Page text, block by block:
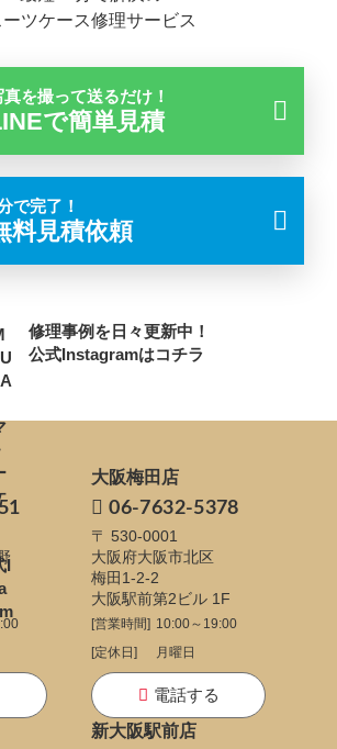
ーツケース修理サービス
真を撮って送るだけ！
で簡単見積
で完了！
料見積依頼
修理事例を日々更新中！
公式Instagramはコチラ
大阪梅田店
06-7632-5378
〒 530-0001
大阪府大阪市北区
梅田1-2-2
大阪駅前第2ビル 1F
[営業時間] 10:00～19:00
[定休日]
月曜日
電話する
新大阪駅前店